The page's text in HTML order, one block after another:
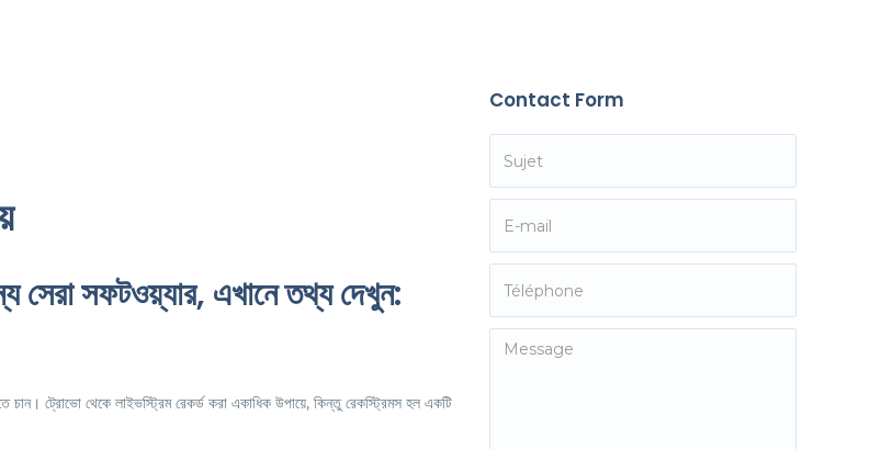
সফটওয়্যার, এখানে তথ্য দেখুন:
চান। ট্রোভো থেকে লাইভস্ট্রিম রেকর্ড করা একাধিক উপায়ে, কিন্তু রেকস্ট্রিমস হল একটি
Contact Form